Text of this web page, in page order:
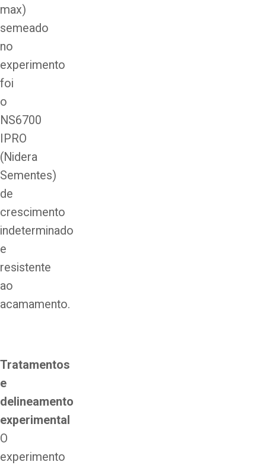
max)
semeado
no
experimento
foi
o
NS6700
IPRO
(Nidera
Sementes)
de
crescimento
indeterminado
e
resistente
ao
acamamento.
Tratamentos
e
delineamento
experimental
O
experimento